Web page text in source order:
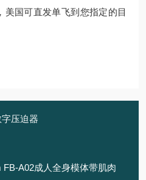
国可直发单飞到您指定的目
压迫器
FB-A02成人全身模体带肌肉